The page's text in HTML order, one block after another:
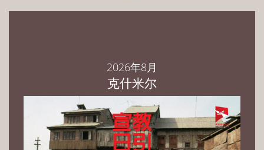
2026年8月
克什米尔